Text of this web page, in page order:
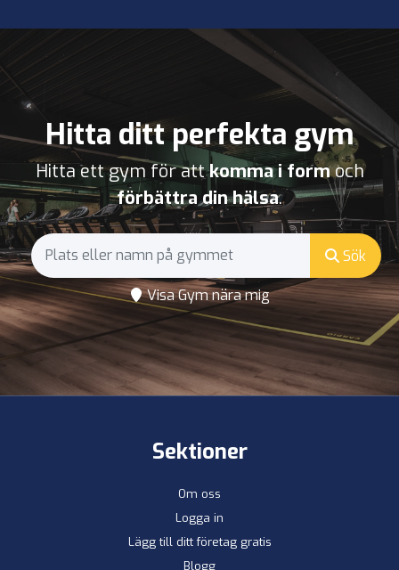
Hitta ditt perfekta gym
Hitta ett gym för attkomma i formoch
förbättra din hälsa.
Sök
Visa Gym nära mig
Sektioner
Om oss
Logga in
Lägg till ditt företag gratis
Blogg